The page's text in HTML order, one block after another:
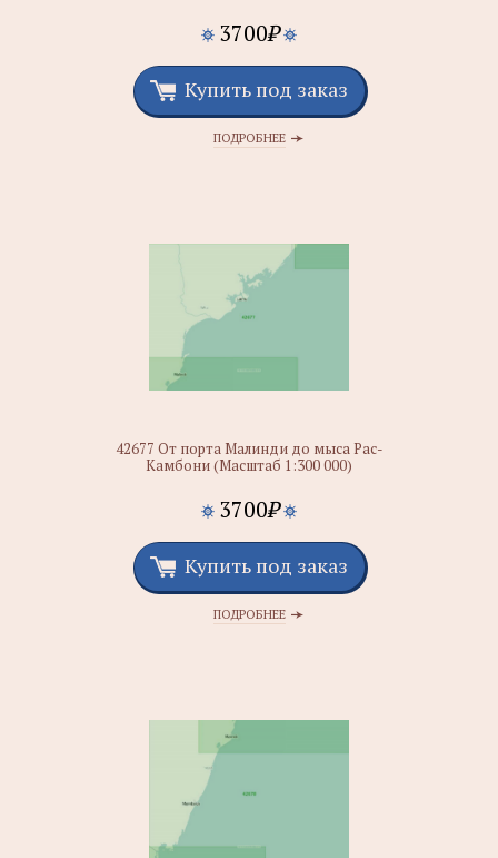
3700₽
Купить под заказ
ПОДРОБНЕЕ
42677 От порта Малинди до мыса Рас-
Камбони (Масштаб 1:300 000)
3700₽
Купить под заказ
ПОДРОБНЕЕ